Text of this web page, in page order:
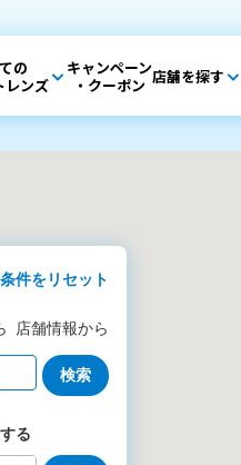
の
レンズ
キャンペーン
・クーポン 店舗を探す
件をリセット
店舗情報から
検索
る